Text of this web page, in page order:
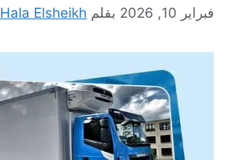
فبراير 10, 2026 بقلم Hala Elsheikh